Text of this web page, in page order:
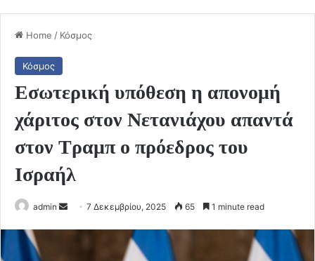
Home / Κόσμος
Κόσμος
Εσωτερική υπόθεση η απονομή
χάριτος στον Νετανιάχου απαντά
στον Τραμπ ο πρόεδρος του
Ισραήλ
admin
Send7 Δεκεμβρίου, 2025 65 1 minute read